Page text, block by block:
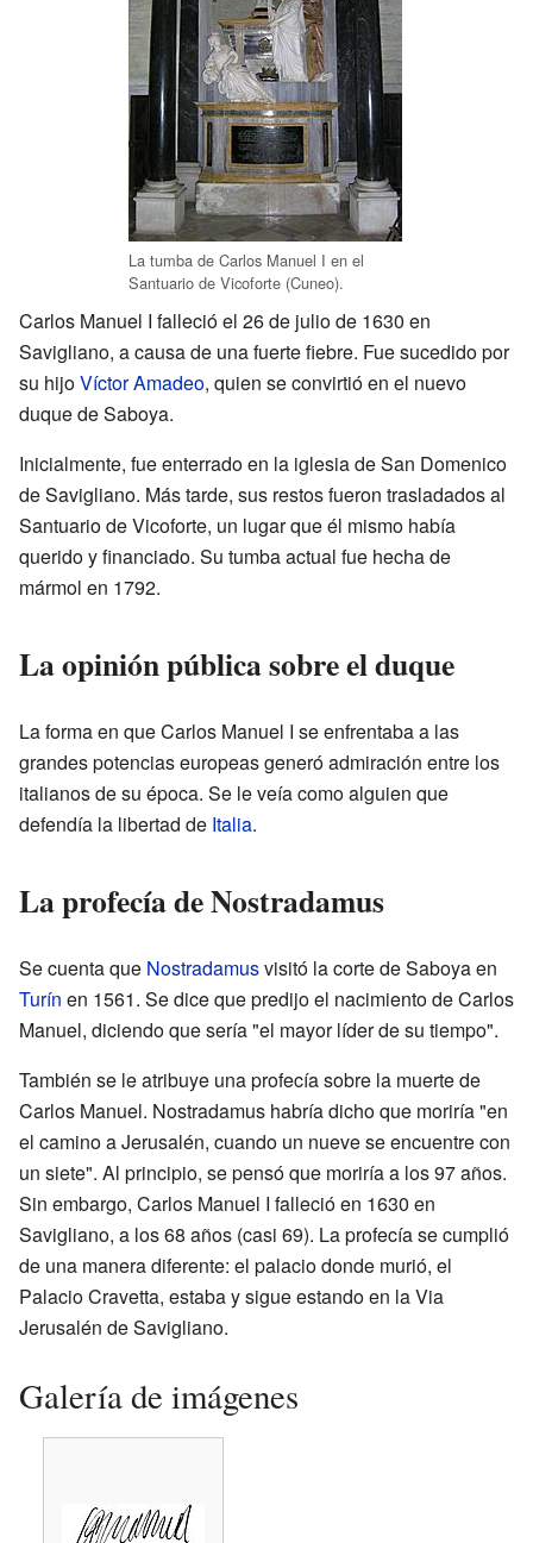
La tumba de Carlos Manuel I en el
Santuario de Vicoforte (Cuneo).
Carlos Manuel I falleció el 26 de julio de 1630 en
Savigliano, a causa de una fuerte fiebre. Fue sucedido por
su hijoVíctor Amadeo, quien se convirtió en el nuevo
duque de Saboya.
Inicialmente, fue enterrado en la iglesia de San Domenico
de Savigliano. Más tarde, sus restos fueron trasladados al
Santuario de Vicoforte, un lugar que él mismo había
querido y financiado. Su tumba actual fue hecha de
mármol en 1792.
La opinión pública sobre el duque
La forma en que Carlos Manuel I se enfrentaba a las
grandes potencias europeas generó admiración entre los
italianos de su época. Se le veía como alguien que
defendía la libertad de Italia.
La profecía de Nostradamus
Se cuenta que Nostradamusvisitó la corte de Saboya en
Turín en 1561. Se dice que predijo el nacimiento de Carlos
Manuel, diciendo que sería "el mayor líder de su tiempo".
También se le atribuye una profecía sobre la muerte de
Carlos Manuel. Nostradamus habría dicho que moriría "en
el camino a Jerusalén, cuando un nueve se encuentre con
un siete". Al principio, se pensó que moriría a los 97 años.
Sin embargo, Carlos Manuel I falleció en 1630 en
Savigliano, a los 68 años (casi 69). La profecía se cumplió
de una manera diferente: el palacio donde murió, el
Palacio Cravetta, estaba y sigue estando en la Via
Jerusalén de Savigliano.
Galería de imágenes